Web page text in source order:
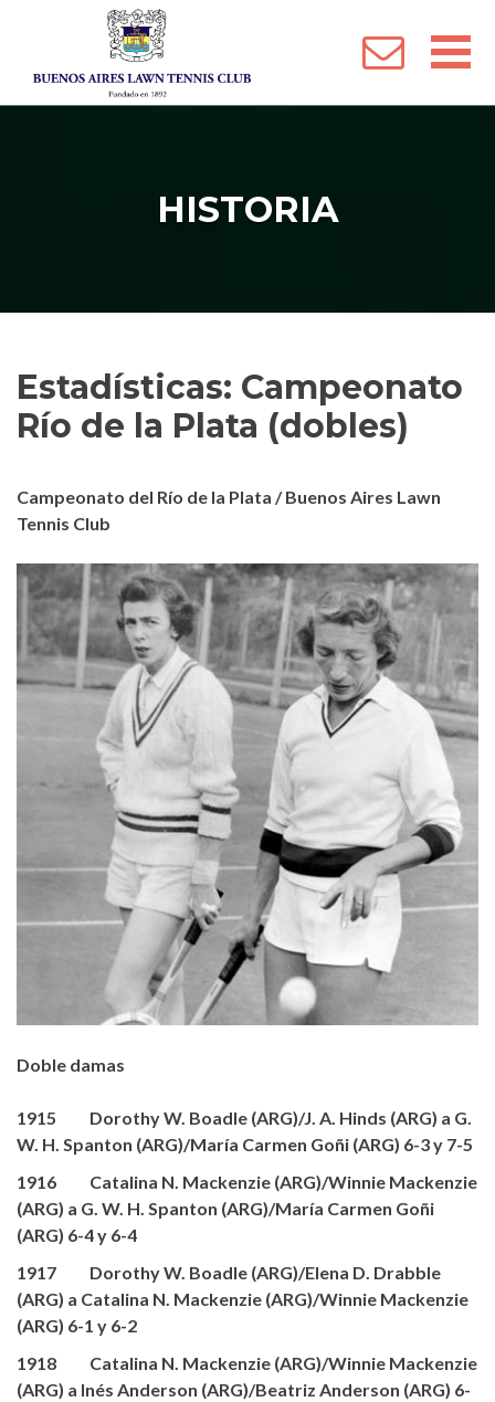
HISTORIA
Estadísticas: Campeonato
Río de la Plata (dobles)
Campeonato del Río de la Plata / Buenos Aires Lawn
Tennis Club
Doble damas
1915 Dorothy W. Boadle (ARG)/J. A. Hinds (ARG) a G.
W. H. Spanton (ARG)/María Carmen Goñi (ARG) 6-3 y 7-5
1916 Catalina N. Mackenzie (ARG)/Winnie Mackenzie
(ARG) a G. W. H. Spanton (ARG)/María Carmen Goñi
(ARG) 6-4 y 6-4
1917 Dorothy W. Boadle (ARG)/Elena D. Drabble
(ARG) a Catalina N. Mackenzie (ARG)/Winnie Mackenzie
(ARG) 6-1 y 6-2
1918 Catalina N. Mackenzie (ARG)/Winnie Mackenzie
(ARG) a Inés Anderson (ARG)/Beatriz Anderson (ARG) 6-